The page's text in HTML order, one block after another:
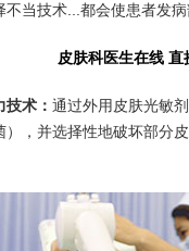
当技术...都会使患者发
皮肤科医生在线 直
术： 通过外用皮肤光敏
，并选择性地破坏部分